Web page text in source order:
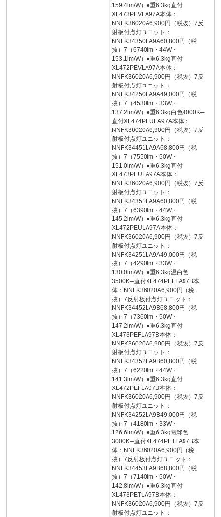
159.4lm/W）●重6.3kg直付
XL473PEVLA97A本体：
NNFK36020A6,900円（税抜）7反
射板付点灯ユニット：
NNFK34350LA9A60,800円（税
抜）7（6740lm・44W・
153.1lm/W）●重6.3kg直付
XL472PEVLA97A本体：
NNFK36020A6,900円（税抜）7反
射板付点灯ユニット：
NNFK34250LA9A49,000円（税
抜）7（4530lm・33W・
137.2lm/W）●重6.3kg白色4000K─
直付XL474PEULA97A本体：
NNFK36020A6,900円（税抜）7反
射板付点灯ユニット：
NNFK34451LA9A68,800円（税
抜）7（7550lm・50W・
151.0lm/W）●重6.3kg直付
XL473PEULA97A本体：
NNFK36020A6,900円（税抜）7反
射板付点灯ユニット：
NNFK34351LA9A60,800円（税
抜）7（6390lm・44W・
145.2lm/W）●重6.3kg直付
XL472PEULA97A本体：
NNFK36020A6,900円（税抜）7反
射板付点灯ユニット：
NNFK34251LA9A49,000円（税
抜）7（4290lm・33W・
130.0lm/W）●重6.3kg温白色
3500K─直付XL474PEFLA97B本
体：NNFK36020A6,900円（税
抜）7反射板付点灯ユニット：
NNFK34452LA9B68,800円（税
抜）7（7360lm・50W・
147.2lm/W）●重6.3kg直付
XL473PEFLA97B本体：
NNFK36020A6,900円（税抜）7反
射板付点灯ユニット：
NNFK34352LA9B60,800円（税
抜）7（6220lm・44W・
141.3lm/W）●重6.3kg直付
XL472PEFLA97B本体：
NNFK36020A6,900円（税抜）7反
射板付点灯ユニット：
NNFK34252LA9B49,000円（税
抜）7（4180lm・33W・
126.6lm/W）●重6.3kg電球色
3000K─直付XL474PETLA97B本
体：NNFK36020A6,900円（税
抜）7反射板付点灯ユニット：
NNFK34453LA9B68,800円（税
抜）7（7140lm・50W・
142.8lm/W）●重6.3kg直付
XL473PETLA97B本体：
NNFK36020A6,900円（税抜）7反
射板付点灯ユニット：